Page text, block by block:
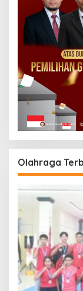
Olahraga